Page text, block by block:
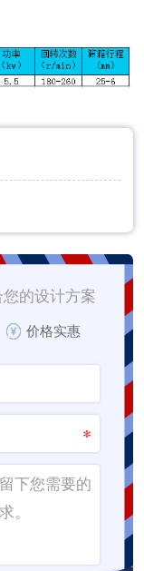
的设计方案
价格实惠